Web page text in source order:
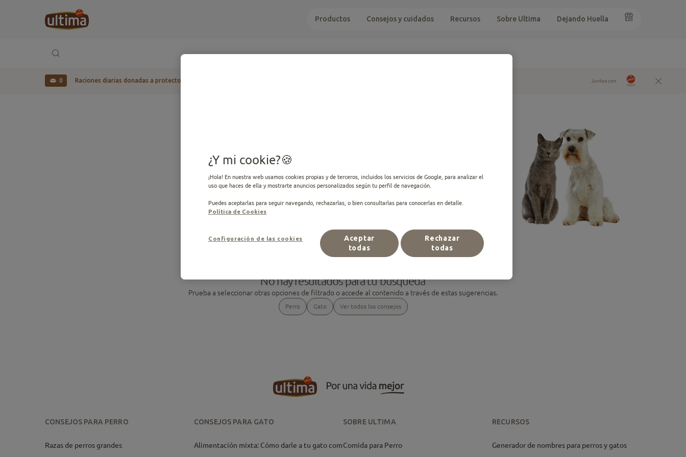
Productos Consejos y cuidados Recursos Sobre Ultima Dejando Huella
0 Raciones diarias donadas a protectoras desde 2023 Juntos con
Perro o Gato
No hay resultados para tu búsqueda
Prueba a seleccionar otras opciones de filtrado o accede al contenido a través de estas sugerencias.
Perro Gato Ver todos los consejos
CONSEJOS PARA PERRO
Razas de perros grandes
CONSEJOS PARA GATO
Alimentación mixta: Cómo darle a tu gato comida h
SOBRE ULTIMA
Comida para Perro
RECURSOS
Generador de nombres para perros y gatos
¿Y mi cookie?
¡Hola! En nuestra web usamos cookies propias y de terceros, incluidos los servicios de Google, para analizar el
uso que haces de ella y mostrarte anuncios personalizados según tu perfil de navegación.
Puedes aceptarlas para seguir navegando, rechazarlas, o bien consultarlas para conocerlas en detalle.
Política de Cookies
Configuración de las cookies
Rechazar
todas
Aceptar
todas